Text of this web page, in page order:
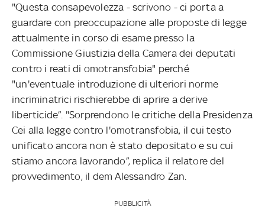
"Questa consapevolezza - scrivono - ci porta a
guardare con preoccupazione alle proposte di legge
attualmente in corso di esame presso la
Commissione Giustizia della Camera dei deputati
contro i reati di omotransfobia" perché
"un'eventuale introduzione di ulteriori norme
incriminatrici rischierebbe di aprire a derive
liberticide”. "Sorprendono le critiche della Presidenza
Cei alla legge contro l'omotransfobia, il cui testo
unificato ancora non è stato depositato e su cui
stiamo ancora lavorando”, replica il relatore del
provvedimento, il dem Alessandro Zan.
PUBBLICITÀ